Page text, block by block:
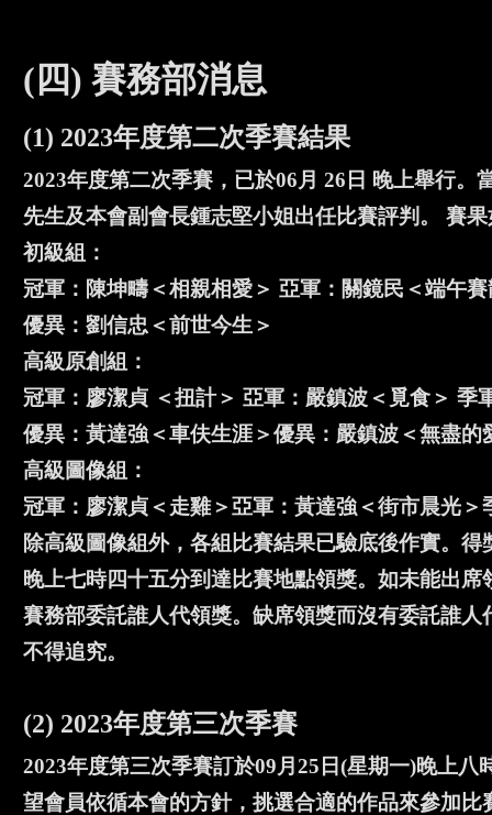
(四) 賽務部消息
(1) 2023年度第二次季賽結果
2023年度第二次季賽，已於06月 26日 晚上舉行
先生及本會副會長鍾志堅小姐出任比賽評判。 賽
初級組：
冠軍：陳坤疇＜相親相愛＞ 亞軍：關鏡民＜端午
優異：劉信忠＜前世今生＞
高級原創組：
冠軍：廖潔貞 ＜扭計＞ 亞軍：嚴鎮波＜覓食＞ 季
優異：黃達強＜車伕生涯＞優異：嚴鎮波＜無盡的
高級圖像組：
冠軍：廖潔貞＜走雞＞亞軍：黃達強＜街市晨光
除高級圖像組外，各組比賽結果已驗底後作實。
晚上七時四十五分到達比賽地點領獎。如未能出席
賽務部委託誰人代領獎。缺席領獎而沒有委託誰
不得追究。
(2) 2023年度第三次季賽
2023年度第三次季賽訂於09月25日(星期一)晚上
望會員依循本會的方針，挑選合適的作品來參加